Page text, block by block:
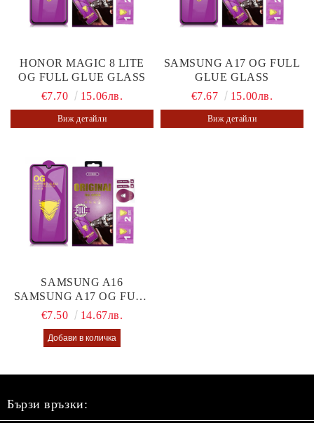
HONOR MAGIC 8 LITE
OG FULL GLUE GLASS
€7.70
15.06лв.
Виж детайли
SAMSUNG A17 OG FULL
GLUE GLASS
€7.67
15.00лв.
Виж детайли
SAMSUNG A16
SAMSUNG A17 OG FULL
GLUE GLASS
€7.50 14.67лв.
Бързи връзки: